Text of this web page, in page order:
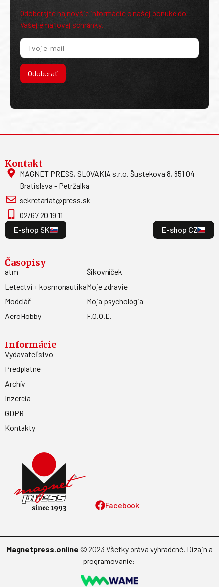
Odoberajte najnovšie informácie o našej ponuke do
Vašej emailovej schránky.
Odoberať
Facebook
Kontakt
MAGNET PRESS, SLOVAKIA s.r.o. Šustekova 8, 851 04
Bratislava - Petržalka
sekretariat@press.sk
02/67 20 19 11
E-shop SK
E-shop CZ
Časopisy
atm
Letectví + kosmonautika
Modelář
AeroHobby
Šikovníček
Moje zdravie
Moja psychológia
F.O.O.D.
Informácie
Vydavateľstvo
Predplatné
Archív
Inzercia
GDPR
Kontakty
Magnetpress.online © 2023 Všetky práva vyhradené. Dizajn a
programovanie: